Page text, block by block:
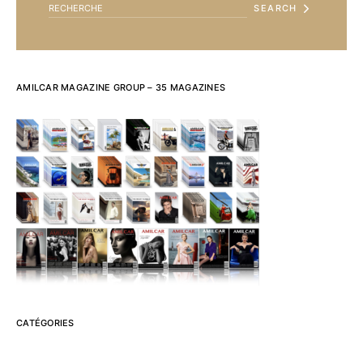
SEARCH
AMILCAR MAGAZINE GROUP – 35 MAGAZINES
CATÉGORIES